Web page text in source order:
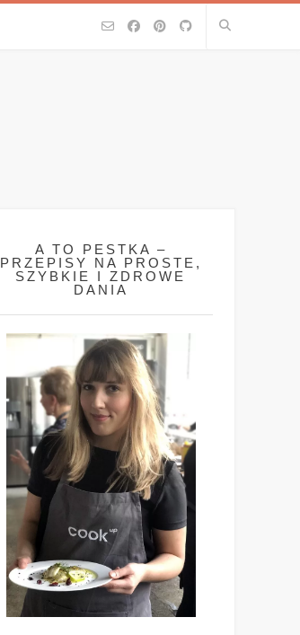
A TO PESTKA –
PRZEPISY NA PROSTE,
SZYBKIE I ZDROWE
DANIA